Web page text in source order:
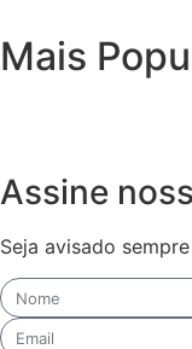
Mais
Assine
Seja avisado